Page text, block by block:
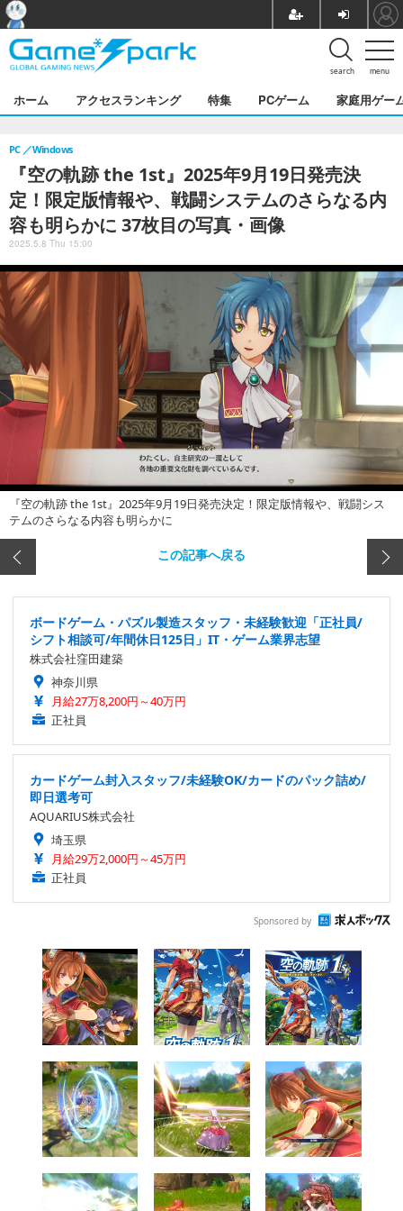
menu
search
ホーム アクセスランキング 特集 PCゲーム 家庭用ゲー
『空の軌跡 the 1st』2025年9月19日発売決
定！限定版情報や、戦闘システムのさらなる内
容も明らかに 37枚目の写真・画像
PC Windows
2025.5.8 Thu 15:00
『空の軌跡 the 1st』2025年9月19日発売決定！限定版情報や、戦闘シス
テムのさらなる内容も明らかに
この記事へ戻る
ボードゲーム・パズル製造スタッフ・未経験歓迎「正社員/
シフト相談可/年間休日125日」IT・ゲーム業界志望
株式会社窪田建築
神奈川県
月給27万8,200円～40万円
正社員
カードゲーム封入スタッフ/未経験OK/カードのパック詰め/
即日選考可
AQUARIUS株式会社
埼玉県
月給29万2,000円～45万円
正社員
Sponsored by